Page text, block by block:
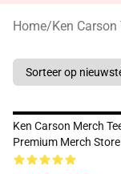
Home/Ken Carson
Ken Carson Merch
Premium Merch Store